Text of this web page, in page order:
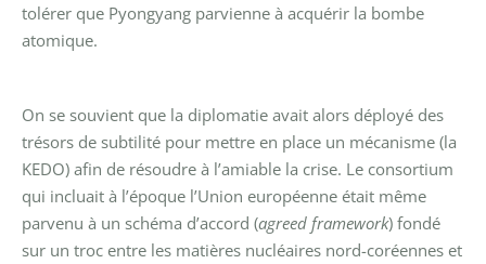
tolérer que Pyongyang parvienne à acquérir la bombe
atomique.
On se souvient que la diplomatie avait alors déployé des
trésors de subtilité pour mettre en place un mécanisme (la
KEDO) afin de résoudre à l’amiable la crise. Le consortium
qui incluait à l’époque l’Union européenne était même
parvenu à un schéma d’accord (agreed framework) fondé
sur un troc entre les matières nucléaires nord-coréennes et